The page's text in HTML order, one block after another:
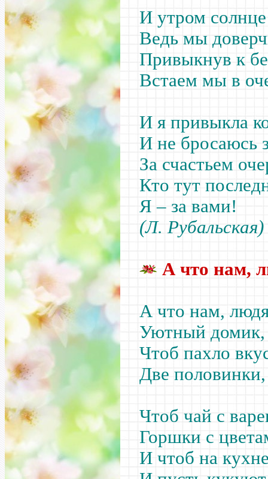
И утром солнце
Ведь мы
Привыкнув к
Встаем мы в
И я привыкла
И не бросаюсь
За счастьем
Кто тут
Я – за вами!
(Л. Рубальская)
А что нам,
А что нам,
Уютный домик,
Чтоб пахло
Две половинки,
Чтоб чай с
Горшки с
И чтоб на